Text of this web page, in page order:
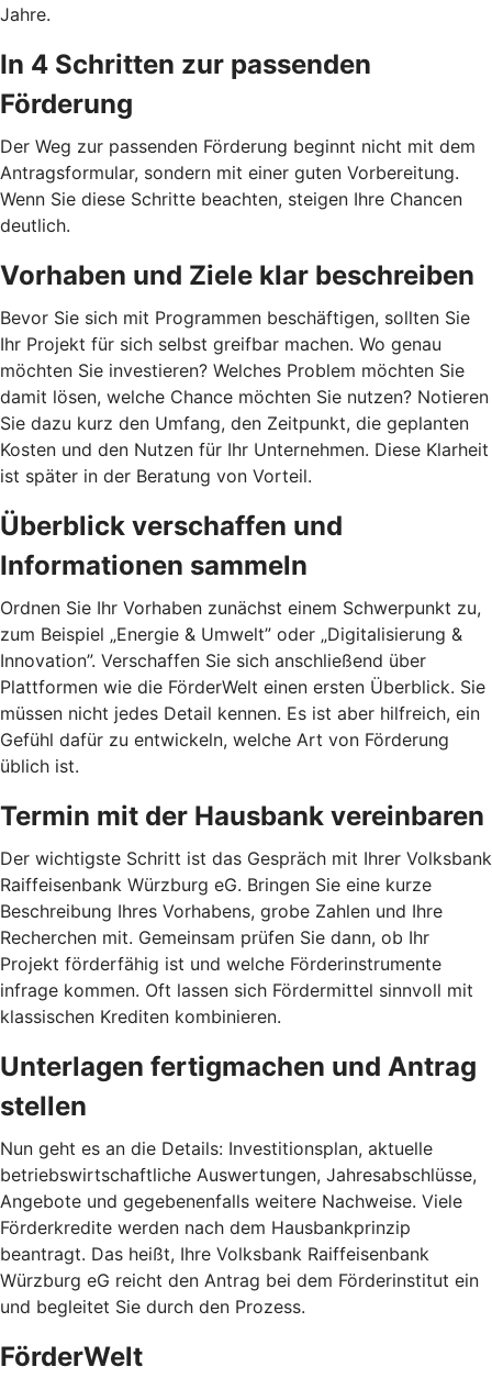
Jahre.
In 4 Schritten zur passenden
Förderung
Der Weg zur passenden Förderung beginnt nicht mit dem
Antragsformular, sondern mit einer guten Vorbereitung.
Wenn Sie diese Schritte beachten, steigen Ihre Chancen
deutlich.
Vorhaben und Ziele klar beschreiben
Bevor Sie sich mit Programmen beschäftigen, sollten Sie
Ihr Projekt für sich selbst greifbar machen. Wo genau
möchten Sie investieren? Welches Problem möchten Sie
damit lösen, welche Chance möchten Sie nutzen? Notieren
Sie dazu kurz den Umfang, den Zeitpunkt, die geplanten
Kosten und den Nutzen für Ihr Unternehmen. Diese Klarheit
ist später in der Beratung von Vorteil.
Überblick verschaffen und
Informationen sammeln
Ordnen Sie Ihr Vorhaben zunächst einem Schwerpunkt zu,
zum Beispiel „Energie & Umwelt” oder „Digitalisierung &
Innovation”. Verschaffen Sie sich anschließend über
Plattformen wie die FörderWelt einen ersten Überblick. Sie
müssen nicht jedes Detail kennen. Es ist aber hilfreich, ein
Gefühl dafür zu entwickeln, welche Art von Förderung
üblich ist.
Termin mit der Hausbank vereinbaren
Der wichtigste Schritt ist das Gespräch mit Ihrer Volksbank
Raiffeisenbank Würzburg eG. Bringen Sie eine kurze
Beschreibung Ihres Vorhabens, grobe Zahlen und Ihre
Recherchen mit. Gemeinsam prüfen Sie dann, ob Ihr
Projekt förderfähig ist und welche Förderinstrumente
infrage kommen. Oft lassen sich Fördermittel sinnvoll mit
klassischen Krediten kombinieren.
Unterlagen fertigmachen und Antrag
stellen
Nun geht es an die Details: Investitionsplan, aktuelle
betriebswirtschaftliche Auswertungen, Jahresabschlüsse,
Angebote und gegebenenfalls weitere Nachweise. Viele
Förderkredite werden nach dem Hausbankprinzip
beantragt. Das heißt, Ihre Volksbank Raiffeisenbank
Würzburg eG reicht den Antrag bei dem Förderinstitut ein
und begleitet Sie durch den Prozess.
FörderWelt